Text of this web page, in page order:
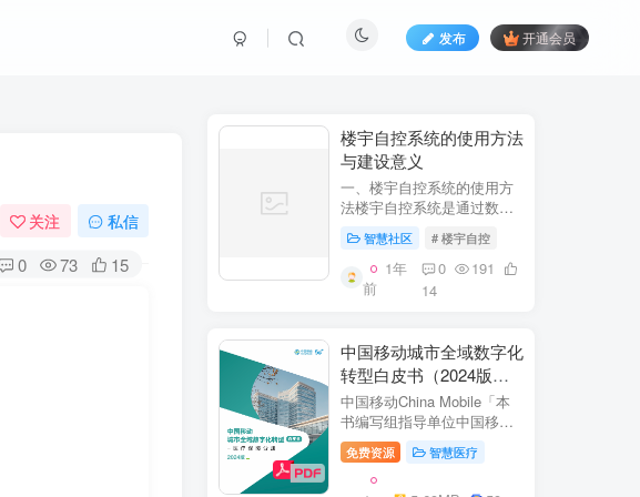
发布 开通会员
关注 私信
0 73 15
​​楼宇自控系统的使用方法
与建设意义​
一、楼宇自控系统的使用方
法​​楼宇自控系统是通过数字
化、自动化技术对建筑内机
电设备（如暖通空调、照
明、电梯、给排水等）进行
集中监控、管理和优化运行
智慧社区 # 楼宇自控
1年
前
0
191
14
中国移动城市全域数字化
转型白皮书（2024版）-
医疗保障分册
中国移动China Mobile「本
书编写组指导单位中国移动
集团公司政企事业部编写单
位中移系统集成有限公司主
编李双佶、丁静、杨勇、赵
免费资源 智慧医疗